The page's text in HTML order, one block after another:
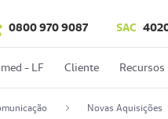
0800 970 9087 SAC
- LF Cliente
Novas Aquisições